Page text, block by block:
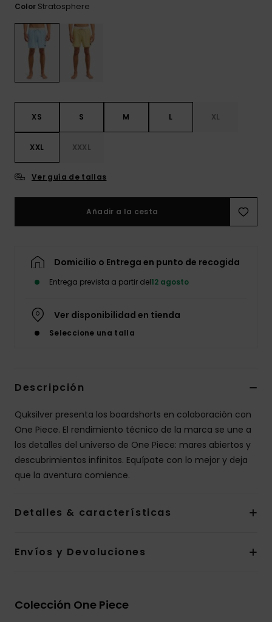
Color Stratosphere
XS S M L XL
XXL XXXL
Ver guía de tallas
Añadir a la cesta
Domicilio o Entrega en punto de recogida
Entrega prevista a partir del12 agosto
Ver disponibilidad en tienda
Seleccione una talla
Descripción
Quksilver presenta los boardshorts en colaboración con
One Piece. El rendimiento técnico de la marca se une a
los detalles del universo de One Piece: mares abiertos y
descubrimientos infinitos. Equípate con lo mejor y deja
que la aventura comience.
Detalles & características
Envíos y Devoluciones
Colección One Piece